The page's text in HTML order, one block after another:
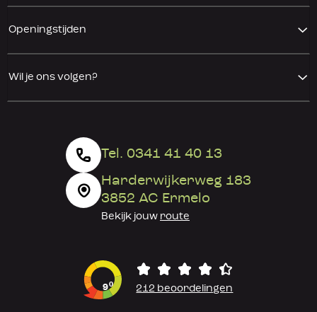
Openingstijden
Wil je ons volgen?
Tel. 0341 41 40 13
Harderwijkerweg 183
3852 AC Ermelo
Bekijk jouw route
90 212 beoordelingen